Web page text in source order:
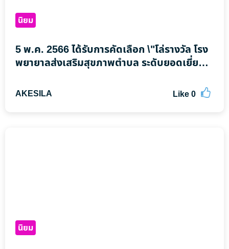
นิยม
5 พ.ค. 2566 ได้รับการคัดเลือก \"โล่รางวัล โรง
พยายาลส่งเสริมสุขภาพตำบล ระดับยอดเยี่ยม
แพทย์ชุมชน\" จากกรมวิทยาศาสตร์การแพทย์
AKESILA Like0
นิยม